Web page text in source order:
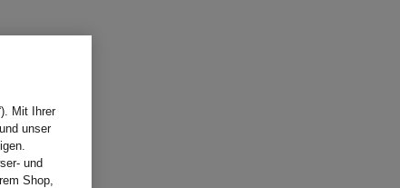
Mit Ihrer
unser
und
Shop,